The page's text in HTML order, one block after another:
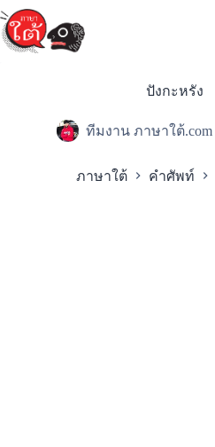
Skip
to
content
ปังกะหรัง
ทีมงาน ภาษาใต้.com
ภาษาใต้ คำศัพท์